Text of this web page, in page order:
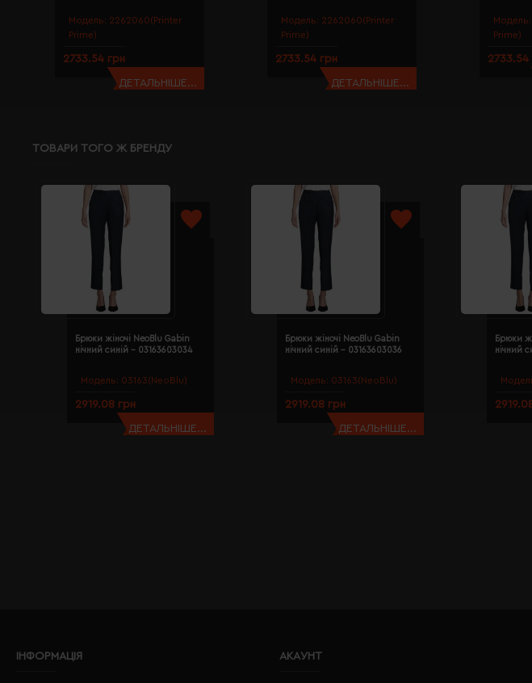
Модель: 2262060(Printer
Prime)
2733.54 грн
ДЕТАЛЬНІШЕ...
Модель: 2262060(Printer
Prime)
2733.54 грн
ДЕТАЛЬНІШЕ...
Модель:
Prime)
2733.54
ТОВАРИ ТОГО Ж БРЕНДУ
Модель: 03163(NeoBlu)
Брюки жіночі NeoBlu Gabin
нічний синій - 03163603034
2919.08 грн
ДЕТАЛЬНІШЕ...
Модель: 03163(NeoBlu)
Брюки жіночі NeoBlu Gabin
нічний синій - 03163603036
2919.08 грн
ДЕТАЛЬНІШЕ...
Брюки
нічний
ІНФОРМАЦІЯ АКАУНТ